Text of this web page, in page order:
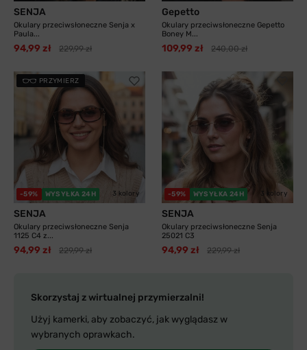
SENJA
Okulary przeciwsłoneczne Senja x
Paula...
94,99 zł 229,99 zł
Gepetto
Okulary przeciwsłoneczne Gepetto
Boney M...
109,99 zł 240,00 zł
PRZYMIERZ
-59% WYSYŁKA 24H 3 kolory
SENJA
Okulary przeciwsłoneczne Senja
1125 C4 z...
94,99 zł 229,99 zł
-59% WYSYŁKA 24H 3 kolory
SENJA
Okulary przeciwsłoneczne Senja
25021 C3
94,99 zł 229,99 zł
Skorzystaj z wirtualnej przymierzalni!
Użyj kamerki, aby zobaczyć, jak wyglądasz w
wybranych oprawkach.